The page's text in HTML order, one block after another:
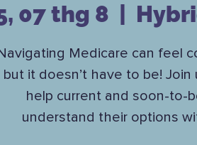
07 thg 8
Medicare can feel
but it doesn’t have to be!
help current and soon-to-
understand their options